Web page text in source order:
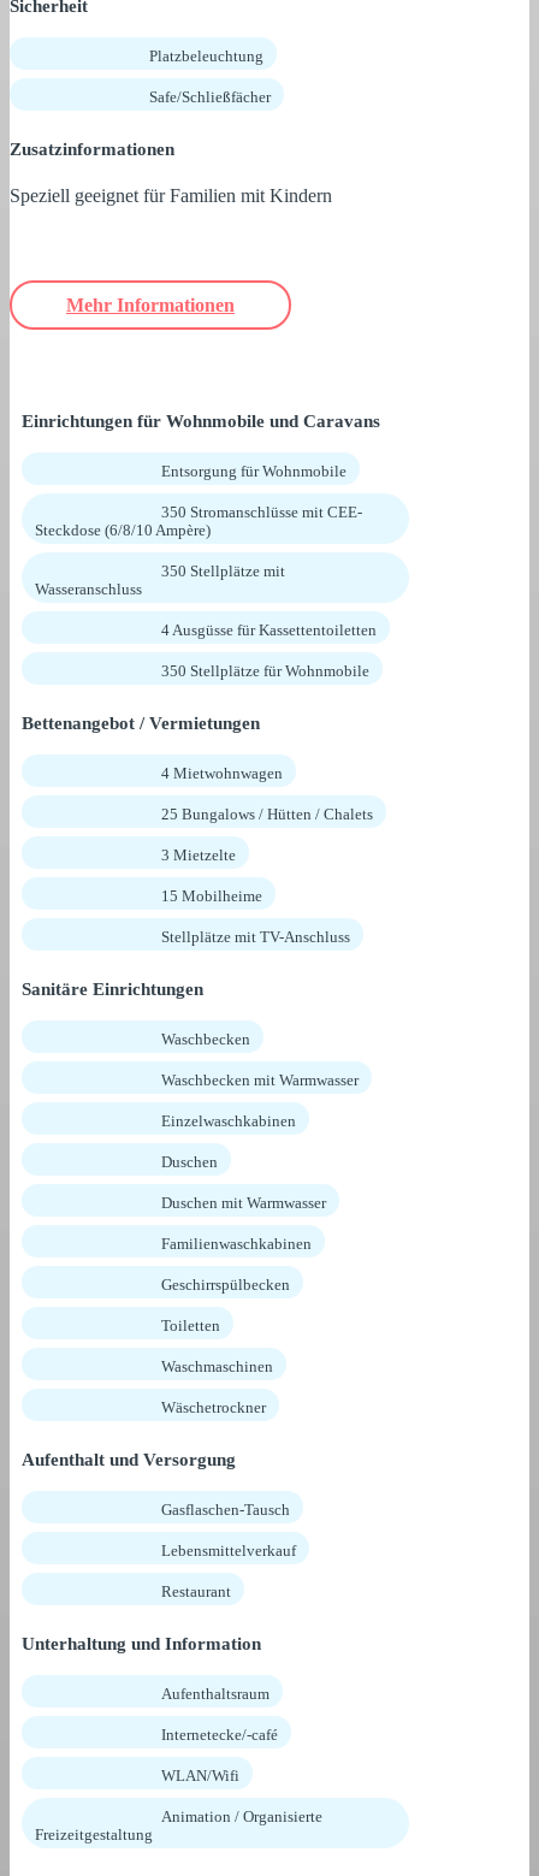
Sicherheit
Platzbeleuchtung
Safe/Schließfächer
Zusatzinformationen
Speziell geeignet für Familien mit Kindern
Mehr Informationen
Einrichtungen für Wohnmobile und Caravans
Entsorgung für Wohnmobile
350 Stromanschlüsse mit CEE-
Steckdose (6/8/10 Ampère)
350 Stellplätze mit
Wasseranschluss
4 Ausgüsse für Kassettentoiletten
350 Stellplätze für Wohnmobile
Bettenangebot / Vermietungen
4 Mietwohnwagen
25 Bungalows / Hütten / Chalets
3 Mietzelte
15 Mobilheime
Stellplätze mit TV-Anschluss
Sanitäre Einrichtungen
Waschbecken
Waschbecken mit Warmwasser
Einzelwaschkabinen
Duschen
Duschen mit Warmwasser
Familienwaschkabinen
Geschirrspülbecken
Toiletten
Waschmaschinen
Wäschetrockner
Aufenthalt und Versorgung
Gasflaschen-Tausch
Lebensmittelverkauf
Restaurant
Unterhaltung und Information
Aufenthaltsraum
Internetecke/-café
WLAN/Wifi
Animation / Organisierte
Freizeitgestaltung